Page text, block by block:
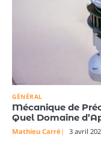
GÉNÉRAL
Mécanique de
Quel Domaine
Mathieu Carré 3 avril